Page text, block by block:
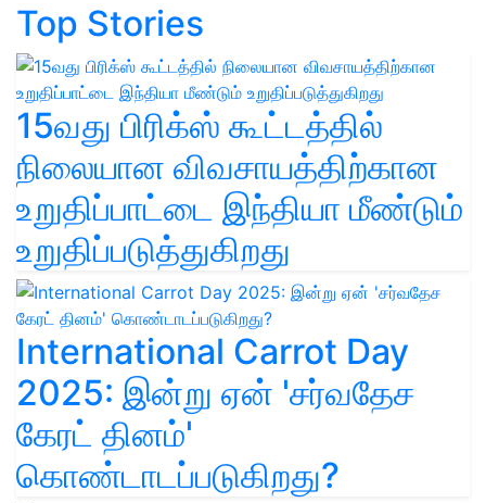
Top Stories
15வது பிரிக்ஸ் கூட்டத்தில்
நிலையான விவசாயத்திற்கான
உறுதிப்பாட்டை இந்தியா மீண்டும்
உறுதிப்படுத்துகிறது
International Carrot Day
2025: இன்று ஏன் 'சர்வதேச
கேரட் தினம்'
கொண்டாடப்படுகிறது?